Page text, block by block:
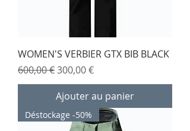
WOMEN'S VERBIER GTX BIB BLACK
Prix original
600,00 €Prix promotionnel
300,00 €
Ajouter au panier
Déstockage -50%